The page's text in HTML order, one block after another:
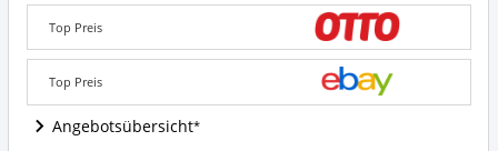
Relaxsessel
Angebote:
Wo
Schaukelstuhl
erhältlich?
Top Preis
Top Preis
Angebotsübersicht